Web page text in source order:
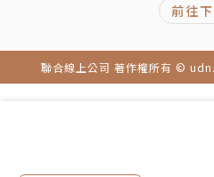
前往
聯合線上公司 著作權所有 ©